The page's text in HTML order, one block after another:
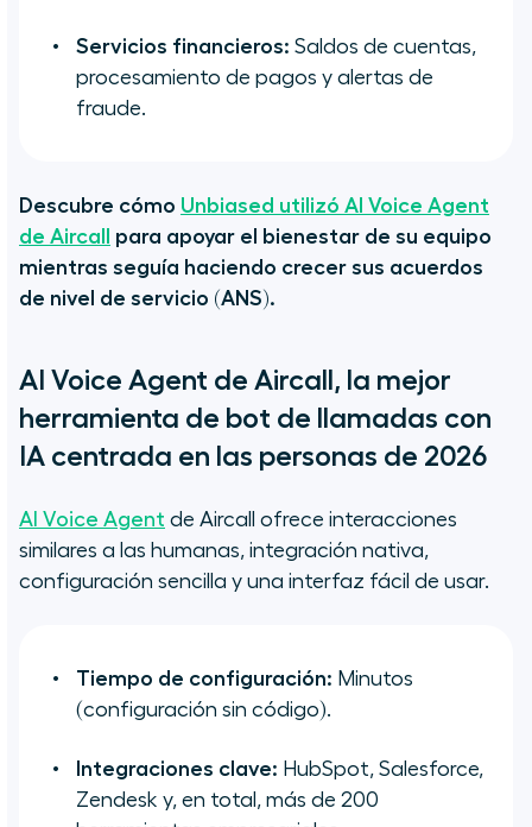
Servicios financieros: Saldos de cuentas,
procesamiento de pagos y alertas de
fraude.
Descubre cómo Unbiased utilizó AI Voice Agent
de Aircall
para apoyar el bienestar de su equipo
mientras seguía haciendo crecer sus acuerdos
de nivel de servicio (ANS).
AI Voice Agent de Aircall, la mejor
herramienta de bot de llamadas con
IA centrada en las personas de 2026
AI Voice Agent de Aircall ofrece interacciones
similares a las humanas, integración nativa,
configuración sencilla y una interfaz fácil de usar.
Tiempo de configuración: Minutos
(configuración sin código).
Integraciones clave: HubSpot, Salesforce,
Zendesk y, en total, más de 200